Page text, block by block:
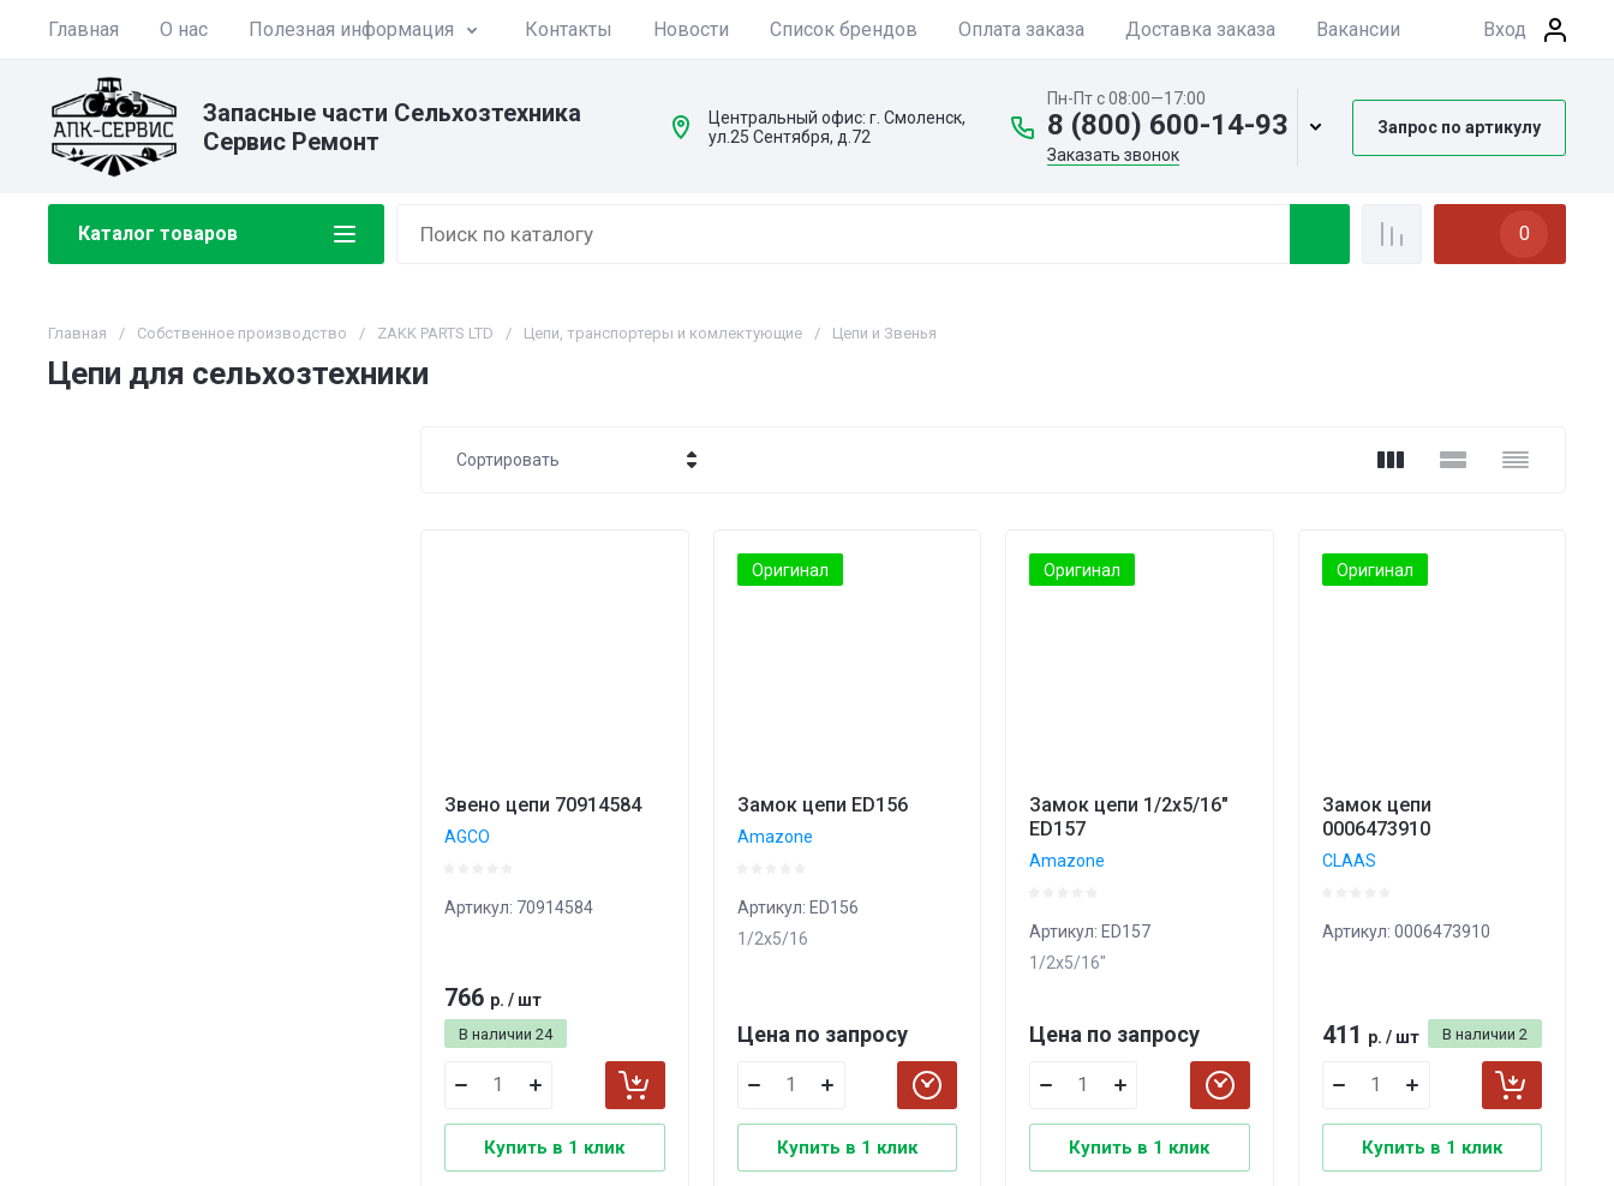
Главная О нас Полезная информация Контакты Новости Список брендов Оплата заказа Доставка заказа Вакансии Вход
Запасные части Сельхозтехника
Сервис Ремонт
Центральный офис: г. Смоленск,
ул.25 Сентября, д.72
Пн-Пт с 08:00—17:00
8 (800) 600-14-93
Заказать звонок
Запрос по артикулу
Каталог товаров 0
Главная / Собственное производство / ZAKK PARTS LTD / Цепи, транспортеры и комлектующие / Цепи и Звенья
Цепи для сельхозтехники
Сортировать
Звено цепи 70914584
AGCO
Артикул: 70914584
В наличии 24
766 р. / шт
Купить в 1 клик
Оригинал
Замок цепи ED156
Amazone
Артикул: ED156
1/2х5/16
Цена по запросу
Купить в 1 клик
Оригинал
Замок цепи 1/2x5/16"
ED157
Amazone
Артикул: ED157
1/2x5/16"
Цена по запросу
Купить в 1 клик
Оригинал
Замок цепи
0006473910
CLAAS
Артикул: 0006473910
В наличии 2
411 р. /шт
Купить в 1 клик